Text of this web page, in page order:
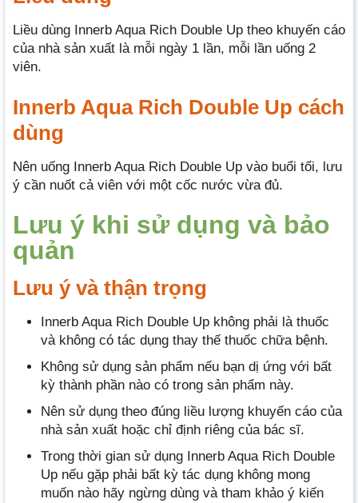
Liều dùng Innerb Aqua Rich Double Up theo khuyến cáo
của nhà sản xuất là mỗi ngày 1 lần, mỗi lần uống 2
viên.
Innerb Aqua Rich Double Up cách
dùng
Nên uống Innerb Aqua Rich Double Up vào buổi tối, lưu
ý cần nuốt cả viên với một cốc nước vừa đủ.
Lưu ý khi sử dụng và bảo
quản
Lưu ý và thận trọng
Innerb Aqua Rich Double Up không phải là thuốc
và không có tác dụng thay thế thuốc chữa bệnh.
Không sử dụng sản phẩm nếu bạn dị ứng với bất
kỳ thành phần nào có trong sản phẩm này.
Nên sử dụng theo đúng liều lượng khuyến cáo của
nhà sản xuất hoặc chỉ định riêng của bác sĩ.
Trong thời gian sử dụng Innerb Aqua Rich Double
Up nếu gặp phải bất kỳ tác dụng không mong
muốn nào hãy ngừng dùng và tham khảo ý kiến